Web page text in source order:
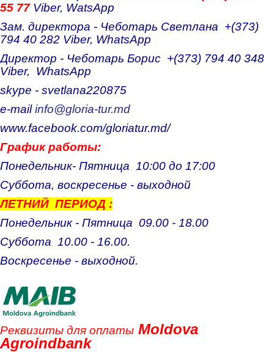
55 77 Viber, WatsApp
Зам. директора - Чеботарь Светлана +(373)
794 40 282 Viber, WhatsApp
Директор - Чеботарь Борис +(373) 794 40 348
Viber, WhatsApp
skype - svetlana220875
e-mailinfo@gloria-tur.md
www.facebook.com/gloriatur.md/
График работы:
Понедельник- Пятница 10:00 до 17:00
Суббота, воскресенье - выходной
ЛЕТНИЙ ПЕРИОД :
Понедельник - Пятница 09.00 - 18.00
Суббота 10.00 - 16.00.
Воскресенье - выходной.
Реквизиты для оплаты Moldova
Agroindbank
Равда
Аркутино
Дюны
Китен
Приморско
Балчик
Бургас
Банско
Пампорово
Боровец